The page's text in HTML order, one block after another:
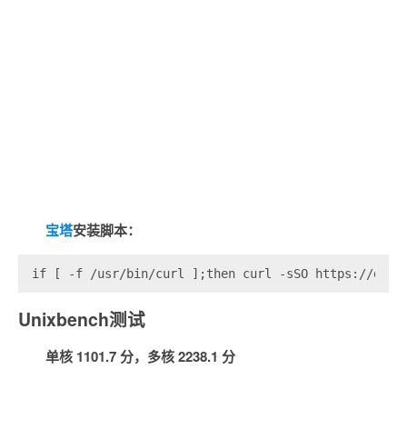
宝塔安装脚本：
if [ -f /usr/bin/curl ];then curl -sSO https://
Unixbench测试
单核 1101.7 分，多核 2238.1 分